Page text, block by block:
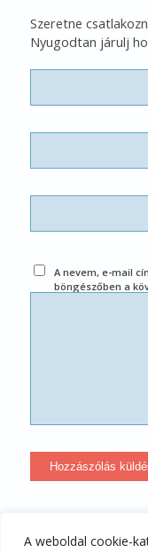
A weboldal cookie-
Szeretne
Nyugodtan járulj
A nevem, e-mail
böngészőben a